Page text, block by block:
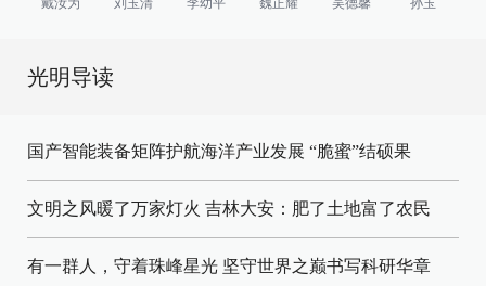
戴汝为
刘玉清 李幼平 魏正耀 吴德馨 孙玉
光明导读
国产智能装备矩阵护航海洋产业发展 “脆蜜”结硕果
文明之风暖了万家灯火 吉林大安：肥了土地富了农民
有一群人，守着珠峰星光 坚守世界之巅书写科研华章